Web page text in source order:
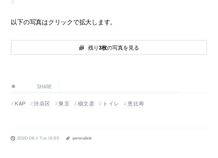
以下の写真はクリックで拡大します。
残り3枚の写真を見る
SHARE
KAP 渋谷区 東京 槇文彦 トイレ 恵比寿
2020.08.11 Tue 18:55 permalink